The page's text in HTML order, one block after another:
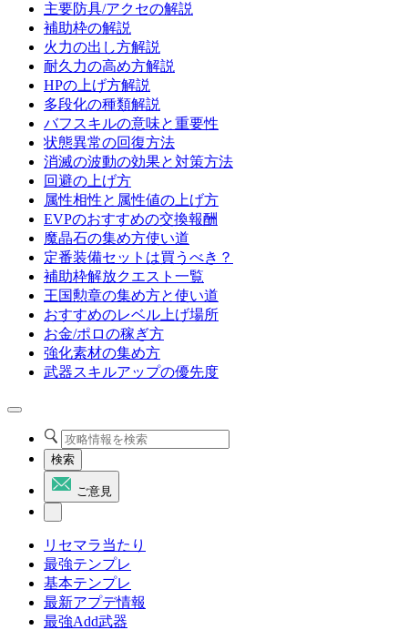
主要防具/アクセの解説
補助枠の解説
火力の出し方解説
耐久力の高め方解説
HPの上げ方解説
多段化の種類解説
バフスキルの意味と重要性
状態異常の回復方法
消滅の波動の効果と対策方法
回避の上げ方
属性相性と属性値の上げ方
EVPのおすすめの交換報酬
魔晶石の集め方使い道
定番装備セットは買うべき？
補助枠解放クエスト一覧
王国勲章の集め方と使い道
おすすめのレベル上げ場所
お金/ポロの稼ぎ方
強化素材の集め方
武器スキルアップの優先度
検索
ご意見
リセマラ当たり
最強テンプレ
基本テンプレ
最新アプデ情報
最強Add武器